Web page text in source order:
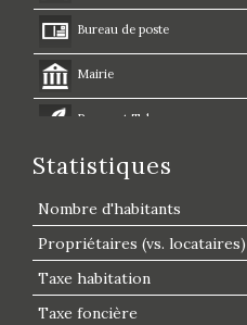
Bureau de poste
Mairie
Presse et Tabac
Statistiques
Nombre d'habitants
Propriétaires (vs. locataires)
Taxe habitation
Taxe foncière